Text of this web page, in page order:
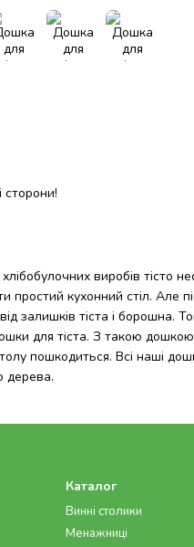
сторони!
виробів тісто
кухонний стіл. Але
залишків тіста і борошна.
для тіста. З такою
пошкодиться. Всі наші
дерева.
Каталог
Винні столики
Менажниці